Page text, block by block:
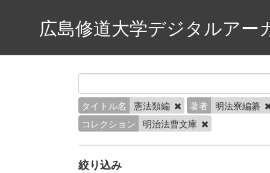
広島修道大学デジタルアー
タイトル名 憲法類編 著者
明法寮編纂
コレクション
明治法曹文庫
絞り込み